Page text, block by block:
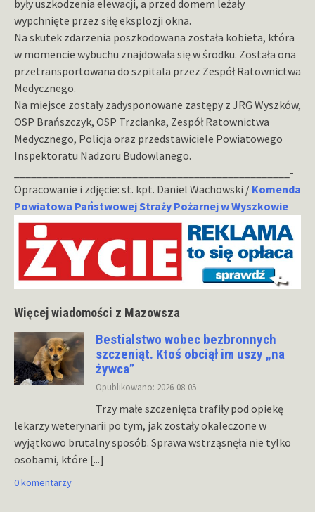
były uszkodzenia elewacji, a przed domem leżały
wypchnięte przez siłę eksplozji okna.
Na skutek zdarzenia poszkodowana została kobieta, która
w momencie wybuchu znajdowała się w środku. Została ona
przetransportowana do szpitala przez Zespół Ratownictwa
Medycznego.
Na miejsce zostały zadysponowane zastępy z JRG Wyszków,
OSP Brańszczyk, OSP Trzcianka, Zespół Ratownictwa
Medycznego, Policja oraz przedstawiciele Powiatowego
Inspektoratu Nadzoru Budowlanego.
_________________________________________________-
Opracowanie i zdjęcie: st. kpt. Daniel Wachowski / Komenda
Powiatowa Państwowej Straży Pożarnej w Wyszkowie
Więcej wiadomości z Mazowsza
Bestialstwo wobec bezbronnych
szczeniąt. Ktoś obciął im uszy „na
żywca”
Opublikowano: 2026-08-05
Trzy małe szczenięta trafiły pod opiekę
lekarzy weterynarii po tym, jak zostały okaleczone w
wyjątkowo brutalny sposób. Sprawa wstrząsnęła nie tylko
osobami, które [...]
0 komentarzy